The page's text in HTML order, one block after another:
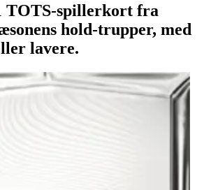
TOTS-spillerkort fra
hold-trupper, med
lavere.